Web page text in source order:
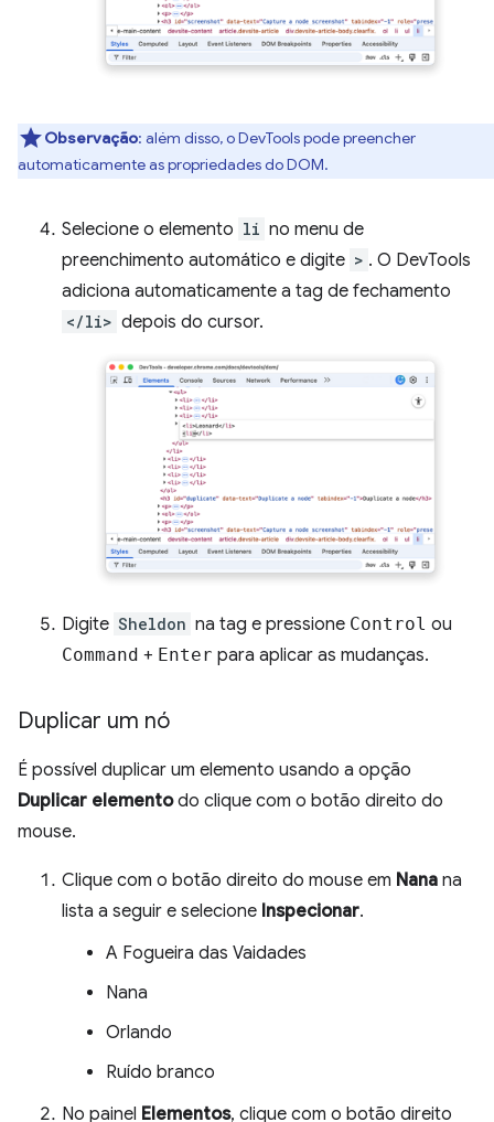
Observação: além disso, o DevTools pode preencher
automaticamente as propriedades do DOM.
Selecione o elemento li no menu de
preenchimento automático e digite > . O DevTools
adiciona automaticamente a tag de fechamento
</li> depois do cursor.
Digite Sheldon na tag e pressione Control ou
Command + Enter para aplicar as mudanças.
Duplicar um nó
É possível duplicar um elemento usando a opção
Duplicar elementodo clique com o botão direito do
mouse.
Clique com o botão direito do mouse em Nana na
lista a seguir e selecione Inspecionar.
A Fogueira das Vaidades
Nana
Orlando
Ruído branco
No painel Elementos, clique com o botão direito